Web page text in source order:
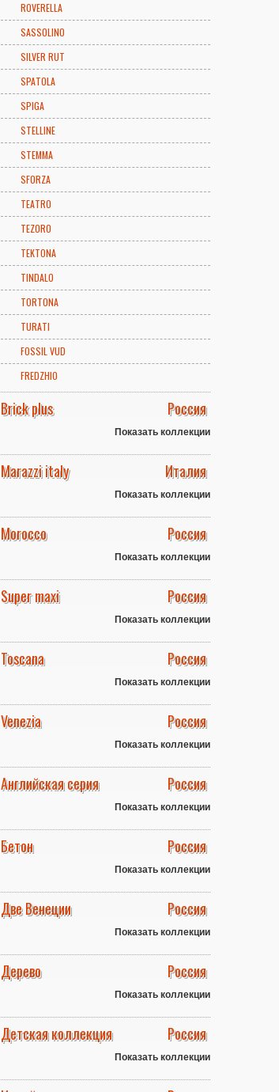
ROVERELLA
SASSOLINO
SILVER RUT
SPATOLA
SPIGA
STELLINE
STEMMA
SFORZA
TEATRO
TEZORO
TEKTONA
TINDALO
TORTONA
TURATI
FOSSIL VUD
FREDZHIO
Brick plus Россия
Показать коллекции
Marazzi italy Италия
Показать коллекции
Morocco Россия
Показать коллекции
Super maxi Россия
Показать коллекции
Toscana Россия
Показать коллекции
Venezia Россия
Показать коллекции
Английская серия Россия
Показать коллекции
Бетон Россия
Показать коллекции
Две Венеции Россия
Показать коллекции
Дерево Россия
Показать коллекции
Детская коллекция Россия
Показать коллекции